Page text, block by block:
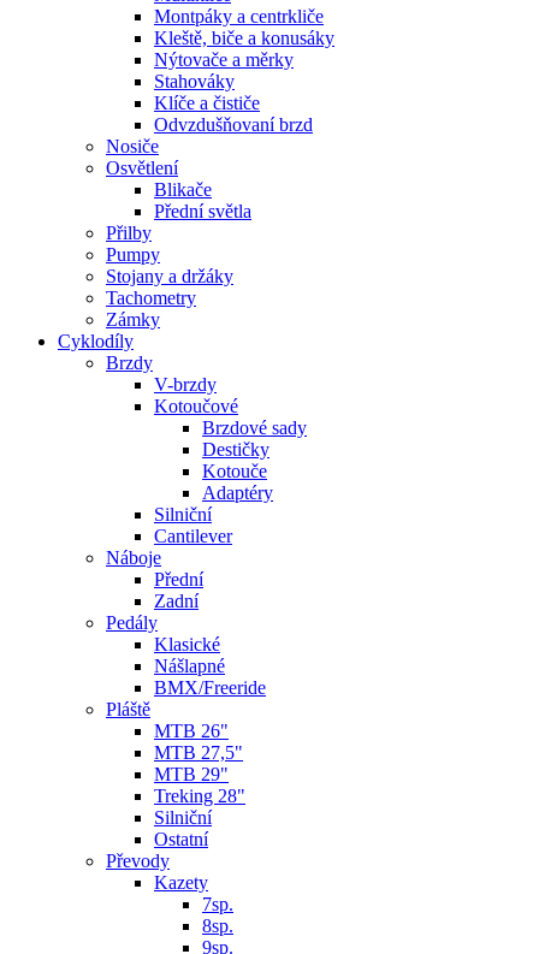
Montpáky a centrkliče
Kleště, biče a konusáky
Nýtovače a měrky
Stahováky
Klíče a čističe
Odvzdušňovaní brzd
Nosiče
Osvětlení
Blikače
Přední světla
Přilby
Pumpy
Stojany a držáky
Tachometry
Zámky
Cyklodíly
Brzdy
V-brzdy
Kotoučové
Brzdové sady
Destičky
Kotouče
Adaptéry
Silniční
Cantilever
Náboje
Přední
Zadní
Pedály
Klasické
Nášlapné
BMX/Freeride
Pláště
MTB 26"
MTB 27,5"
MTB 29"
Treking 28"
Silniční
Ostatní
Převody
Kazety
7sp.
8sp.
9sp.